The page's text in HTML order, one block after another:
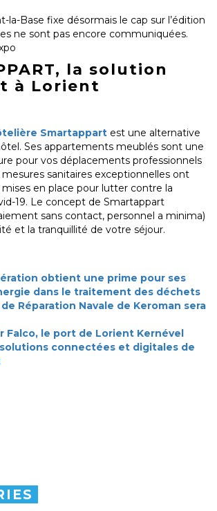
la-Base fixe désormais le cap sur l’édition
ne sont pas encore communiquées.
la solution
à Lorient
Smartappart est une alternative
Ses appartements meublés sont une
pour vos déplacements professionnels
mesures sanitaires exceptionnelles ont
en place pour lutter contre la
19. Le concept de Smartappart
sans contact, personnel a minima)
et la tranquillité de votre séjour.
obtient une prime pour ses
dans le traitement des déchets
Réparation Navale de Keroman sera
Falco, le port de Lorient Kernével
connectées et digitales de